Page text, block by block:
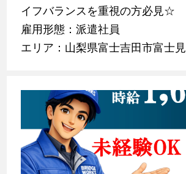
イフバランスを重視の方必見☆
雇用形態：派遣社員
エリア：山梨県富士吉田市富士見